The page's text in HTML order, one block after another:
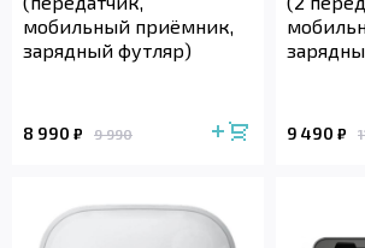
мобильный приёмник,
зарядный футляр)
8 990 ₽ 9 990 9 490 ₽